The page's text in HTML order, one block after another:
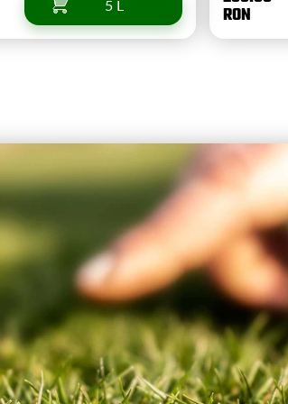
5 L RON